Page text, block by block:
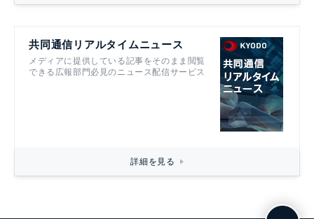
共同通信リアルタイムニュース
メディアに提供している記事をそのまま閲覧
できる広報部門必見のニュース配信サービス
詳細を見る